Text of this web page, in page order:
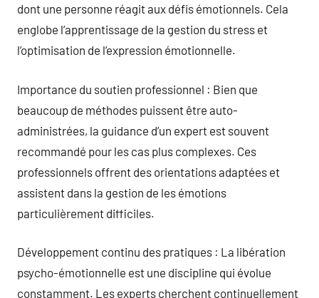
dont une personne réagit aux défis émotionnels. Cela
englobe l’apprentissage de la gestion du stress et
l’optimisation de l’expression émotionnelle.
Importance du soutien professionnel : Bien que
beaucoup de méthodes puissent être auto-
administrées, la guidance d’un expert est souvent
recommandé pour les cas plus complexes. Ces
professionnels offrent des orientations adaptées et
assistent dans la gestion de les émotions
particulièrement difficiles.
Développement continu des pratiques : La libération
psycho-émotionnelle est une discipline qui évolue
constamment. Les experts cherchent continuellement